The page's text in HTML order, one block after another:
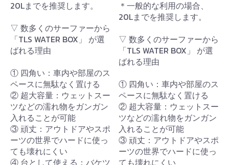
20Lまでを推奨します。
▽ 数多くのサーファーから
「TLS WATER BOX」 が選
ばれる理由
① 四角い：車内や部屋のス
ペースに無駄なく置ける
② 超大容量：ウェットスー
ツなどの濡れ物をガンガン
入れることが可能
③ 頑丈：アウトドアやスポ
ーツの世界でハードに使っ
ても壊れにくい
④ 台として使える：バケツ
＊一般的な利用の場合、
20Lまでを推奨します。
▽ 数多くのサーファーから
「TLS WATER BOX」 が選
ばれる理由
① 四角い：車内や部屋のス
ペースに無駄なく置ける
② 超大容量：ウェットスー
ツなどの濡れ物をガンガン
入れることが可能
③ 頑丈：アウトドアやスポ
ーツの世界でハードに使っ
ても壊れにくい